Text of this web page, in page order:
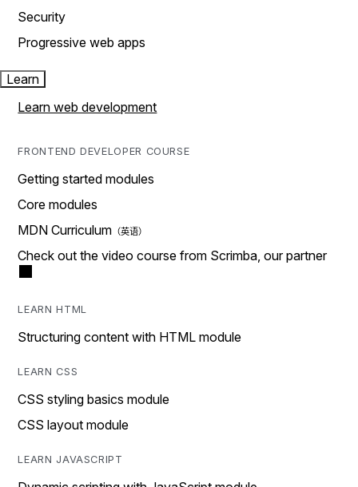
Security
Progressive web apps
Learn
Learn web development
FRONTEND DEVELOPER COURSE
Getting started modules
Core modules
MDN Curriculum
Check out the video course from Scrimba, our partner
LEARN HTML
Structuring content with HTML module
LEARN CSS
CSS styling basics module
CSS layout module
LEARN JAVASCRIPT